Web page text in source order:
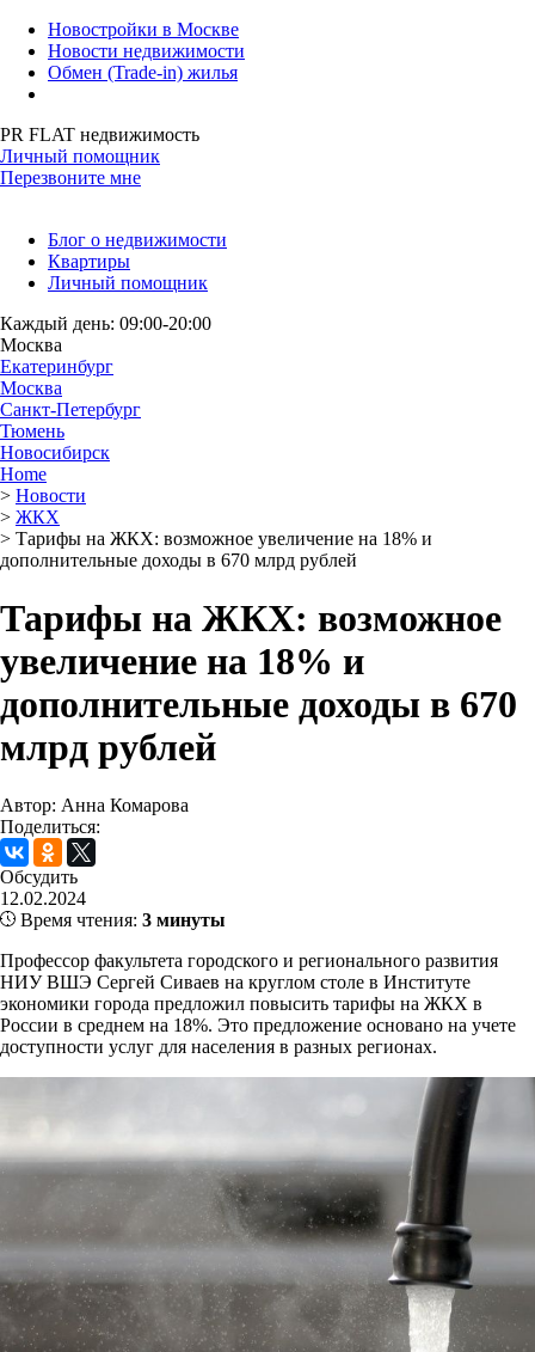
Новостройки в Москве
Новости недвижимости
Обмен (Trade-in) жилья
PR FLAT недвижимость
Личный помощник
Перезвоните мне
Блог о недвижимости
Квартиры
Личный помощник
Каждый день: 09:00-20:00
Москва
Екатеринбург
Москва
Санкт-Петербург
Тюмень
Новосибирск
Home
> Новости
> ЖКХ
> Тарифы на ЖКХ: возможное увеличение на 18% и
дополнительные доходы в 670 млрд рублей
Тарифы на ЖКХ: возможное
увеличение на 18% и
дополнительные доходы в 670
млрд рублей
Автор: Анна Комарова
Поделиться:
Обсудить
12.02.2024
Время чтения: 3 минуты
Профессор факультета городского и регионального развития
НИУ ВШЭ Сергей Сиваев на круглом столе в Институте
экономики города предложил повысить тарифы на ЖКХ в
России в среднем на 18%. Это предложение основано на учете
доступности услуг для населения в разных регионах.